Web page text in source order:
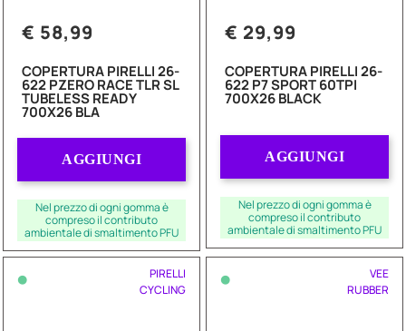
€ 58,99
COPERTURA PIRELLI 26-
622 PZERO RACE TLR SL
TUBELESS READY
700X26 BLA
AGGIUNGI
Nel prezzo di ogni gomma è
compreso il contributo
ambientale di smaltimento PFU
€ 29,99
COPERTURA PIRELLI 26-
622 P7 SPORT 60TPI
700X26 BLACK
AGGIUNGI
Nel prezzo di ogni gomma è
compreso il contributo
ambientale di smaltimento PFU
•
PIRELLI
CYCLING
•
VEE
RUBBER